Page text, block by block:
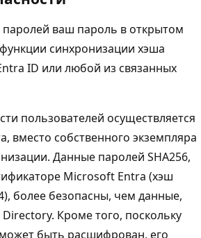
ваш пароль в открытом
синхронизации хэша
ID или любой из связанных
пользователей осуществляется
вместо собственного экземпляра
Данные паролей SHA256,
Microsoft Entra (хэш
более безопасны, чем данные,
Кроме того, поскольку
быть расшифрован, его